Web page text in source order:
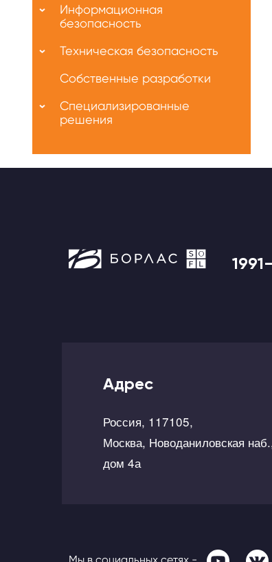
Информационная
безопасность
Техническая безопасность
Собственные разработки
Специализированные
решения
Адрес
Россия, 117105,
Москва, Новоданиловская
дом 4а